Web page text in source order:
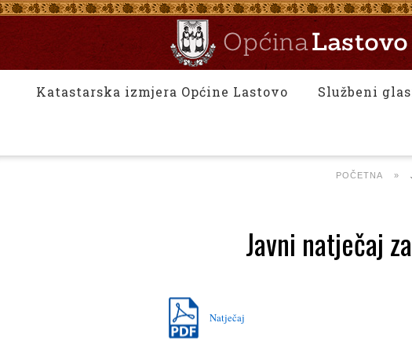
Katastarska izmjera Općine Lastovo Službeni
POČETNA »
Javni natječaj
Natječaj